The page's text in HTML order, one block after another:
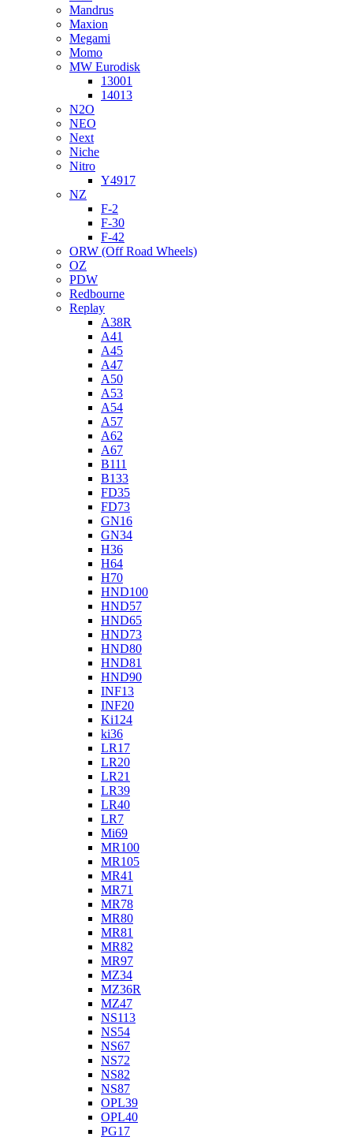
Mandrus
Maxion
Megami
Momo
MW Eurodisk
13001
14013
N2O
NEO
Next
Niche
Nitro
Y4917
NZ
F-2
F-30
F-42
ORW (Off Road Wheels)
OZ
PDW
Redbourne
Replay
A38R
A41
A45
A47
A50
A53
A54
A57
A62
A67
B111
B133
FD35
FD73
GN16
GN34
H36
H64
H70
HND100
HND57
HND65
HND73
HND80
HND81
HND90
INF13
INF20
Ki124
ki36
LR17
LR20
LR21
LR39
LR40
LR7
Mi69
MR100
MR105
MR41
MR71
MR78
MR80
MR81
MR82
MR97
MZ34
MZ36R
MZ47
NS113
NS54
NS67
NS72
NS82
NS87
OPL39
OPL40
PG17